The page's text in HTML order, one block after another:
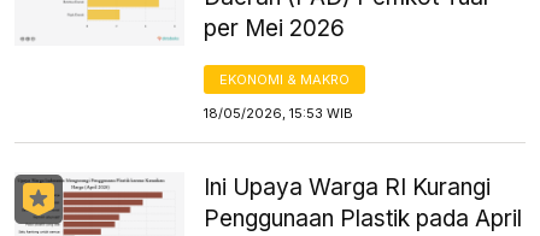
per Mei 2026
EKONOMI & MAKRO
18/05/2026, 15:53 WIB
Ini Upaya Warga RI Kurangi
Penggunaan Plastik pada April